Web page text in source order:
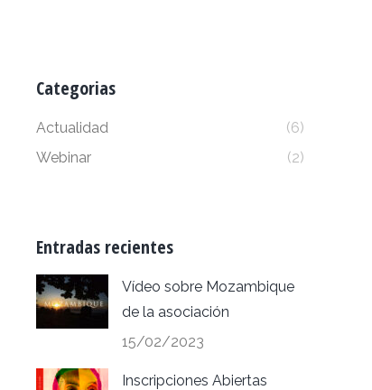
Categorias
Actualidad
(6)
Webinar
(2)
Entradas recientes
Vídeo sobre Mozambique
de la asociación
15/02/2023
Inscripciones Abiertas